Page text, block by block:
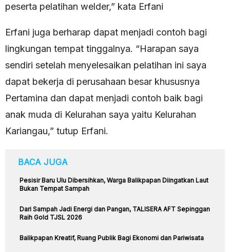
peserta pelatihan welder,” kata Erfani
Erfani juga berharap dapat menjadi contoh bagi
lingkungan tempat tinggalnya. “Harapan saya
sendiri setelah menyelesaikan pelatihan ini saya
dapat bekerja di perusahaan besar khususnya
Pertamina dan dapat menjadi contoh baik bagi
anak muda di Kelurahan saya yaitu Kelurahan
Kariangau,” tutup Erfani.
BACA JUGA
Pesisir Baru Ulu Dibersihkan, Warga Balikpapan Diingatkan Laut
Bukan Tempat Sampah
Dari Sampah Jadi Energi dan Pangan, TALISERA AFT Sepinggan
Raih Gold TJSL 2026
Balikpapan Kreatif, Ruang Publik Bagi Ekonomi dan Pariwisata